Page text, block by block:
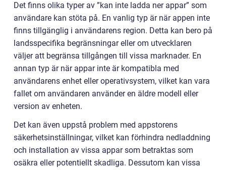
Det finns olika typer av ”kan inte ladda ner appar” som
användare kan stöta på. En vanlig typ är när appen inte
finns tillgänglig i användarens region. Detta kan bero på
landsspecifika begränsningar eller om utvecklaren
väljer att begränsa tillgången till vissa marknader. En
annan typ är när appar inte är kompatibla med
användarens enhet eller operativsystem, vilket kan vara
fallet om användaren använder en äldre modell eller
version av enheten.
Det kan även uppstå problem med appstorens
säkerhetsinställningar, vilket kan förhindra nedladdning
och installation av vissa appar som betraktas som
osäkra eller potentiellt skadliga. Dessutom kan vissa